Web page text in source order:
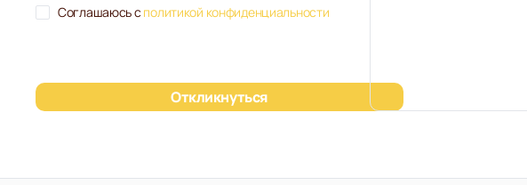
Соглашаюсь с политикой конфиденциальности
Откликнуться